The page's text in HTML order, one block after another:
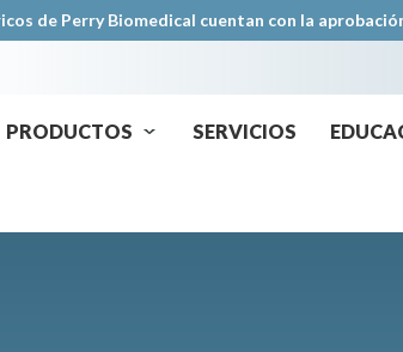
de Perry Biomedical cuentan con la
PRODUCTOS SERVICIOS